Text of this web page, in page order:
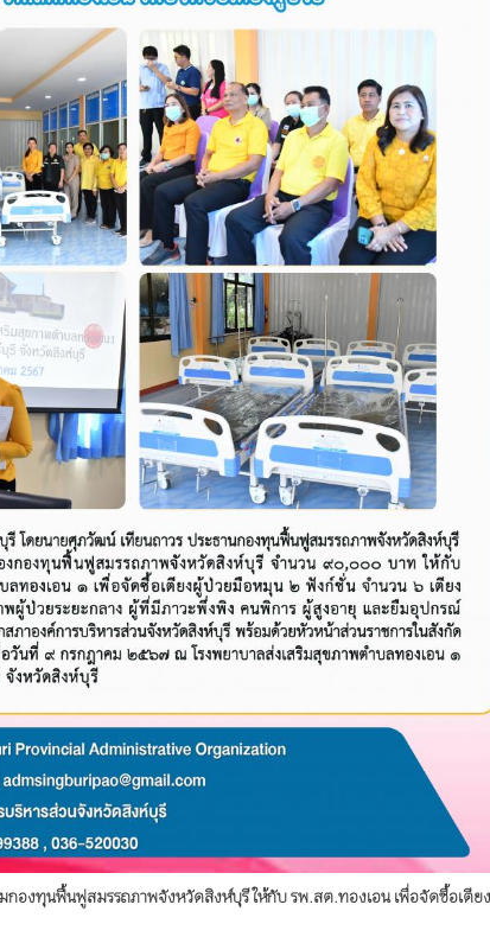
องทุนฟื้นฟูสมรรถภาพจังหวัดสิงห์บุรี ให้กับ รพ.สต.ทองเอน เพื่อจัดซื้อเตีย